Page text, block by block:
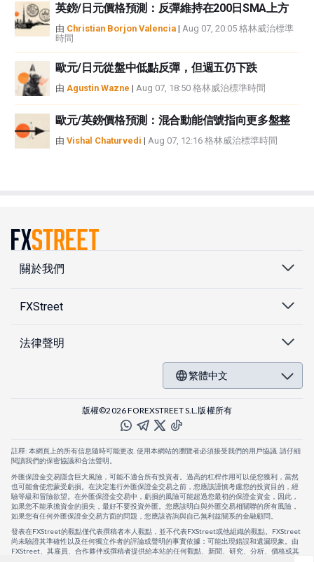
英鎊/日元價格預測：反彈維持在200日SMA上方
由 Christian Borjon Valencia | Aug 07, 20:05 格林威治標準
時間
歐元/日元從盤中低點反彈，但週五仍下跌
由 Agustin Wazne | Aug 07, 18:50 格林威治標準時間
歐元/英鎊價格預測：混合動能信號指向更多盤整
由 Vishal Chaturvedi | Aug 07, 12:16 格林威治標準時間
關於我們
FXStreet
法律聲明
繁體中文
版權©2026 FOREXSTREET S.L.版權所有
註釋: 本網頁上的所有信息隨時可能更改. 使用本網站的瀏覽者必須接受我們的用戶協議. 請仔細
閱讀我們的保密協議和合法聲明。
外匯保證金交易隱含巨大風險，可能不適合所有投資者。過高的杠桿作用可以使您獲利，當然
也可能會使您蒙受虧損。在決定進行外匯保證金交易之前，您應該謹慎考慮您的投資目的，經
驗等級和冒險欲望。在外匯保證金交易中，虧損的風險可能超過您最初的保證金資金，因此，
如果您不能承擔資金的損失，最好不要投資外匯。您應該明白與外匯交易相關聯的所有風險，
如果您有任何外匯保證金交易方面的問題，您應該咨詢與自己無利益關系的金融顧問。
發表在FXStreet的觀點僅代表撰稿者本人觀點，並不代表FXStreet或他組織的觀點。FXStreet
尚未驗證其準確性以及任何獨立作者的評論或聲明的事實依據：可能出現錯誤和遺漏現象。由
FXStreet、其雇員、合作夥伴或撰稿者提供給本站的任何觀點、新聞、研究、分析、價格或其